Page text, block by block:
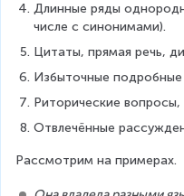
Длинные ряды
числе с синонимами).
Цитаты, прямая речь,
Избыточные подробные
Риторические
Отвлечённые
Рассмотрим на примерах.